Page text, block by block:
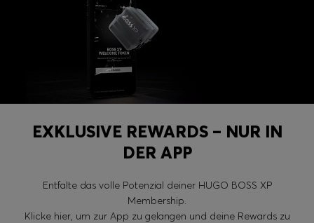
EXKLUSIVE REWARDS – NUR IN
DER APP
Entfalte das volle Potenzial deiner HUGO BOSS XP
Membership.
Klicke hier, um zur App zu gelangen und deine Rewards zu